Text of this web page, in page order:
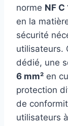
norme NF
en la
sécurité
utilisateurs.
dédié, une
6 mm² en
protection
de
utilisateurs